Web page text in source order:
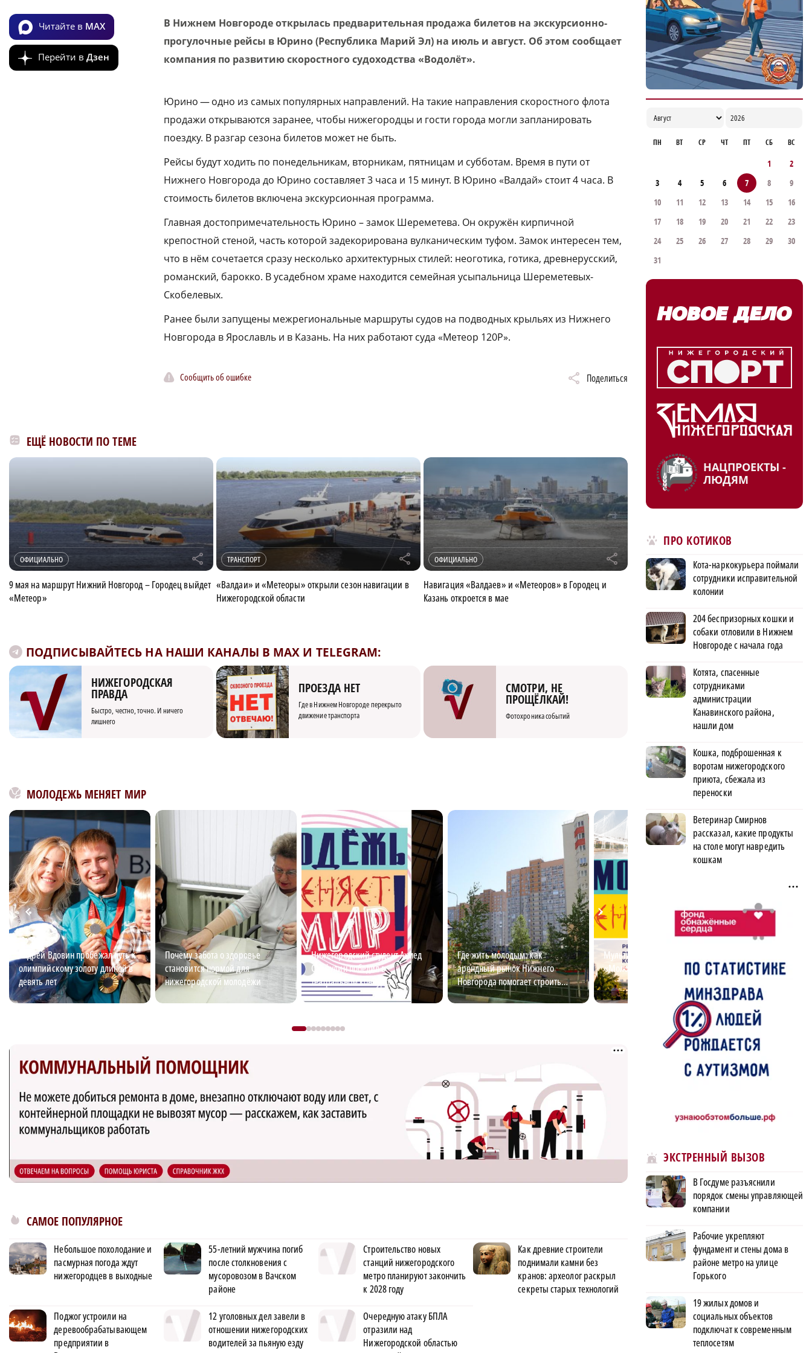
Читайте в MAX
Перейти в Дзен
В Нижнем Новгороде открылась предварительная продажа билетов на экскурсионно-
прогулочные рейсы в Юрино (Республика Марий Эл) на июль и август. Об этом сообщает
компания по развитию скоростного судоходства «Водолёт».
Юрино — одно из самых популярных направлений. На такие направления скоростного флота
продажи открываются заранее, чтобы нижегородцы и гости города могли запланировать
поездку. В разгар сезона билетов может не быть.
Рейсы будут ходить по понедельникам, вторникам, пятницам и субботам. Время в пути от
Нижнего Новгорода до Юрино составляет 3 часа и 15 минут. В Юрино «Валдай» стоит 4 часа. В
стоимость билетов включена экскурсионная программа.
Главная достопримечательность Юрино – замок Шереметева. Он окружён кирпичной
крепостной стеной, часть которой задекорирована вулканическим туфом. Замок интересен тем,
что в нём сочетается сразу несколько архитектурных стилей: неоготика, готика, древнерусский,
романский, барокко. В усадебном храме находится семейная усыпальница Шереметевых-
Скобелевых.
Ранее были запущены межрегиональные маршруты судов на подводных крыльях из Нижнего
Новгорода в Ярославль и в Казань. На них работают суда «Метеор 120Р».
Сообщить об ошибке Поделиться
ЕЩЁ НОВОСТИ ПО ТЕМЕ
ОФИЦИАЛЬНО r
9 мая на маршрут Нижний Новгород – Городец выйдет
«Метеор»
ТРАНСПОРТ r
«Валдаи» и «Метеоры» открыли сезон навигации в
Нижегородской области
ОФИЦИАЛЬНО r
Навигация «Валдаев» и «Метеоров» в Городец и
Казань откроется в мае
ПОДПИСЫВАЙТЕСЬ НА НАШИ КАНАЛЫ В MAX И TELEGRAM:
НИЖЕГОРОДСКАЯ
ПРАВДА
Быстро, честно, точно. И ничего
лишнего
ПРОЕЗДА НЕТ
Где в Нижнем Новгороде перекрыто
движение транспорта
СМОТРИ, НЕ
ПРОЩЁЛКАЙ!
Фотохроника событий
МОЛОДЕЖЬ МЕНЯЕТ МИР
Андрей Вдовин пробежал путь к
олимпийскому золоту длиной в
девять лет
Почему забота о здоровье
становится нормой для
нижегородской молодёжи
Нижегородский студент Ахмед
Сайфулин победил в
театральном конкурсе
«Табуретка»
Где жить молодым: как
арендный рынок Нижнего
Новгорода помогает строить
карьеру
Мультимедийный проект
«Молодежь меняет мир»
кино и стрит-
САМОЕ ПОПУЛЯРНОЕ
Небольшое похолодание и
пасмурная погода ждут
нижегородцев в выходные
55-летний мужчина погиб
после столкновения с
мусоровозом в Вачском
районе
Строительство новых
станций нижегородского
метро планируют закончить
к 2028 году
Как древние строители
поднимали камни без
кранов: археолог раскрыл
секреты старых технологий
Поджог устроили на
деревообрабатывающем
предприятии в
12 уголовных дел завели в
отношении нижегородских
водителей за пьяную езду
Очередную атаку БПЛА
отразили над
Нижегородской областью
улучшению демографии в округе
16:56
ПН ВТ СР ЧТ ПТ СБ ВС
1
2
3
4 5 6 7 8
9
10
11 12 13 14 15
16
17
18 19 20 21 22
23
24
25 26 27 28 29
30
31
НАЦПРОЕКТЫ -
ЛЮДЯМ
ПРО КОТИКОВ
Кота-наркокурьера поймали
сотрудники исправительной
колонии
204 беспризорных кошки и
собаки отловили в Нижнем
Новгороде с начала года
Котята, спасенные
сотрудниками
администрации
Канавинского района,
нашли дом
Кошка, подброшенная к
воротам нижегородского
приюта, сбежала из
переноски
Ветеринар Смирнов
рассказал, какие продукты
на столе могут навредить
кошкам
ЭКСТРЕННЫЙ ВЫЗОВ
В Госдуме разъяснили
порядок смены управляющей
компании
Рабочие укрепляют
фундамент и стены дома в
районе метро на улице
Горького
19 жилых домов и
социальных объектов
подключат к современным
теплосетям